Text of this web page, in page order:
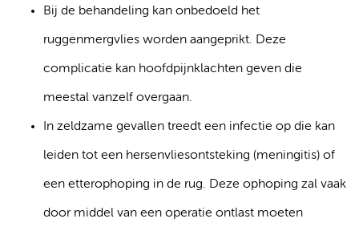
Bij de behandeling kan onbedoeld het
ruggenmergvlies worden aangeprikt. Deze
complicatie kan hoofdpijnklachten geven die
meestal vanzelf overgaan.
In zeldzame gevallen treedt een infectie op die kan
leiden tot een hersenvliesontsteking (meningitis) of
een etterophoping in de rug. Deze ophoping zal vaak
door middel van een operatie ontlast moeten